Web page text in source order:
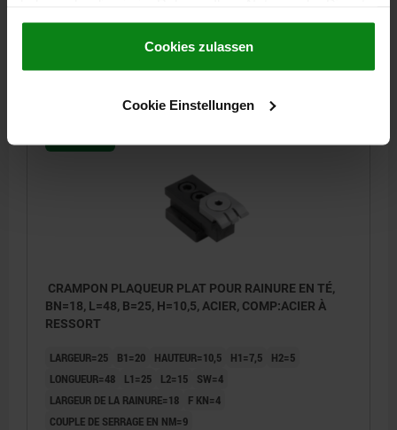
gesammelt haben.Cookie Richtlinien
Datenschutz|AGB
Cookies zulassen
Cookie Einstellungen
DÉTAILS
CRAMPON PLAQUEUR PLAT POUR RAINURE EN TÉ,
BN=18, L=48, B=25, H=10,5, ACIER, COMP:ACIER À
RESSORT
LARGEUR=25 B1=20 HAUTEUR=10,5 H1=7,5
H2=5
LONGUEUR=48
L1=25 L2=15
SW=4
LARGEUR DE LA RAINURE=18
F KN=4
COUPLE DE SERRAGE EN NM=9